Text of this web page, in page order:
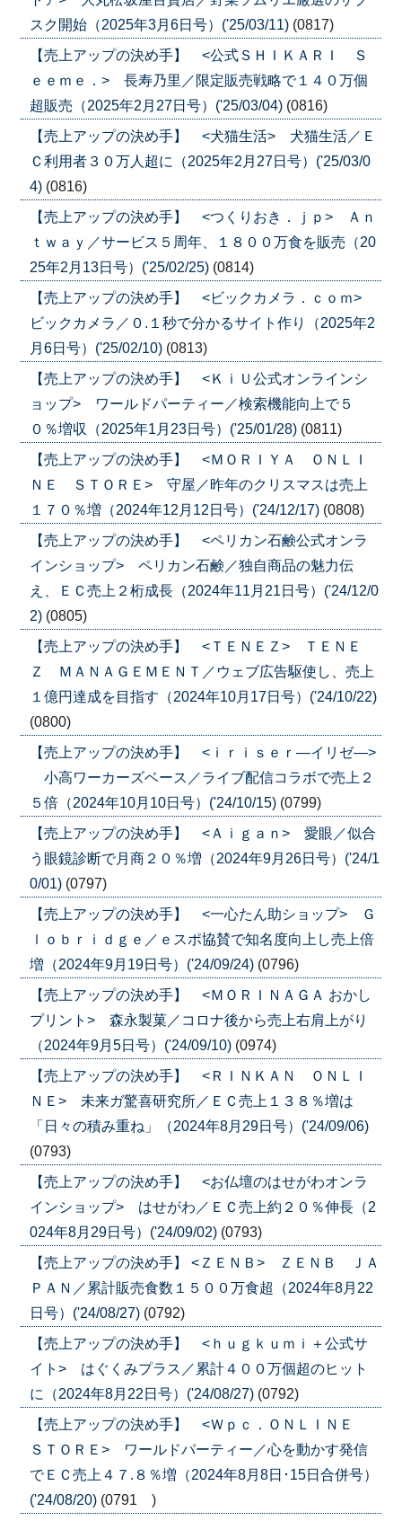
スク開始（2025年3月6日号）('25/03/11) (0817)
【売上アップの決め手】 <公式ＳＨＩＫＡＲＩ Ｓ
ｅｅｍｅ．> 長寿乃里／限定販売戦略で１４０万個
超販売（2025年2月27日号）('25/03/04) (0816)
【売上アップの決め手】 <犬猫生活> 犬猫生活／Ｅ
Ｃ利用者３０万人超に（2025年2月27日号）('25/03/0
4) (0816)
【売上アップの決め手】 <つくりおき．ｊｐ> Ａｎ
ｔｗａｙ／サービス５周年、１８００万食を販売（20
25年2月13日号）('25/02/25) (0814)
【売上アップの決め手】 <ビックカメラ．ｃｏｍ>
ビックカメラ／０.１秒で分かるサイト作り（2025年2
月6日号）('25/02/10) (0813)
【売上アップの決め手】 <ＫｉＵ公式オンラインシ
ョップ> ワールドパーティー／検索機能向上で５
０％増収（2025年1月23日号）('25/01/28) (0811)
【売上アップの決め手】 <ＭＯＲＩＹＡ ＯＮＬＩ
ＮＥ ＳＴＯＲＥ> 守屋／昨年のクリスマスは売上
１７０％増（2024年12月12日号）('24/12/17) (0808)
【売上アップの決め手】 <ペリカン石鹸公式オンラ
インショップ> ペリカン石鹸／独自商品の魅力伝
え、ＥＣ売上２桁成長（2024年11月21日号）('24/12/0
2) (0805)
【売上アップの決め手】 <ＴＥＮＥＺ> ＴＥＮＥ
Ｚ ＭＡＮＡＧＥＭＥＮＴ／ウェブ広告駆使し、売上
１億円達成を目指す（2024年10月17日号）('24/10/22)
(0800)
【売上アップの決め手】 <ｉｒｉｓｅｒ―イリゼ―>
小高ワーカーズベース／ライブ配信コラボで売上２
５倍（2024年10月10日号）('24/10/15) (0799)
【売上アップの決め手】 <Ａｉｇａｎ> 愛眼／似合
う眼鏡診断で月商２０％増（2024年9月26日号）('24/1
0/01) (0797)
【売上アップの決め手】 <一心たん助ショップ> Ｇ
ｌｏｂｒｉｄｇｅ／ｅスポ協賛で知名度向上し売上倍
増（2024年9月19日号）('24/09/24) (0796)
【売上アップの決め手】 <ＭＯＲＩＮＡＧＡ おかし
プリント> 森永製菓／コロナ後から売上右肩上がり
（2024年9月5日号）('24/09/10) (0974)
【売上アップの決め手】 <ＲＩＮＫＡＮ ＯＮＬＩ
ＮＥ> 未来ガ驚喜研究所／ＥＣ売上１３８％増は
「日々の積み重ね」（2024年8月29日号）('24/09/06)
(0793)
【売上アップの決め手】 <お仏壇のはせがわオンラ
インショップ> はせがわ／ＥＣ売上約２０％伸長（2
024年8月29日号）('24/09/02) (0793)
【売上アップの決め手】 <ＺＥＮＢ> ＺＥＮＢ ＪＡ
ＰＡＮ／累計販売食数１５００万食超（2024年8月22
日号）('24/08/27) (0792)
【売上アップの決め手】 <ｈｕｇｋｕｍｉ＋公式サ
イト> はぐくみプラス／累計４００万個超のヒット
に（2024年8月22日号）('24/08/27) (0792)
【売上アップの決め手】 <Ｗｐｃ．ＯＮＬＩＮＥ
ＳＴＯＲＥ> ワールドパーティー／心を動かす発信
でＥＣ売上４７.８％増（2024年8月8日･15日合併号）
('24/08/20) (0791 )